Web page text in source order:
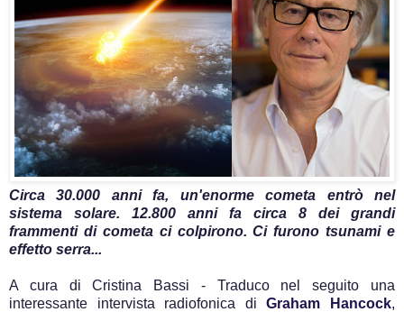
Circa 30.000 anni fa, un'enorme cometa entrò nel
sistema solare. 12.800 anni fa circa 8 dei grandi
frammenti di cometa ci colpirono. Ci furono tsunami e
effetto serra...
A cura di Cristina Bassi - Traduco nel seguito una
interessante intervista radiofonica diGraham Hancock,